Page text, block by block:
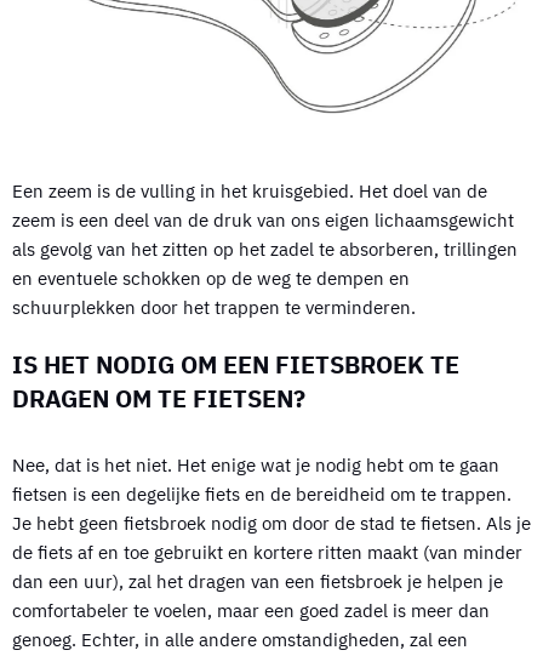
Een zeem is de vulling in het kruisgebied. Het doel van de
zeem is een deel van de druk van ons eigen lichaamsgewicht
als gevolg van het zitten op het zadel te absorberen, trillingen
en eventuele schokken op de weg te dempen en
schuurplekken door het trappen te verminderen.
IS HET NODIG OM EEN FIETSBROEK TE
DRAGEN OM TE FIETSEN?
Nee, dat is het niet. Het enige wat je nodig hebt om te gaan
fietsen is een degelijke fiets en de bereidheid om te trappen.
Je hebt geen fietsbroek nodig om door de stad te fietsen. Als je
de fiets af en toe gebruikt en kortere ritten maakt (van minder
dan een uur), zal het dragen van een fietsbroek je helpen je
comfortabeler te voelen, maar een goed zadel is meer dan
genoeg. Echter, in alle andere omstandigheden, zal een